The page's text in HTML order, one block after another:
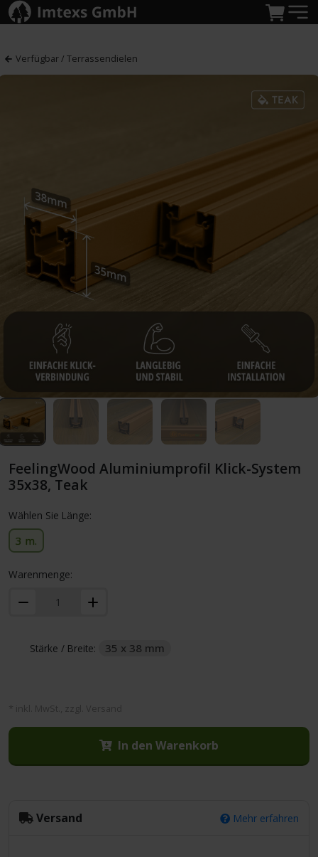
Verfügbar / Terrassendielen
FeelingWood Aluminiumprofil Klick-System
35x38, Teak
Wählen Sie Länge:
3 m.
Warenmenge:
Stärke / Breite: 35 x 38 mm
* inkl. MwSt., zzgl. Versand
In den Warenkorb
Versand Mehr erfahren